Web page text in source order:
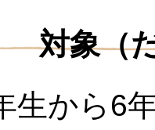
対象（
生から